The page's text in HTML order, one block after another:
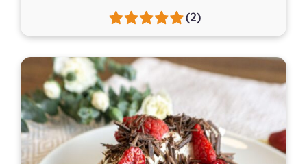
(2)